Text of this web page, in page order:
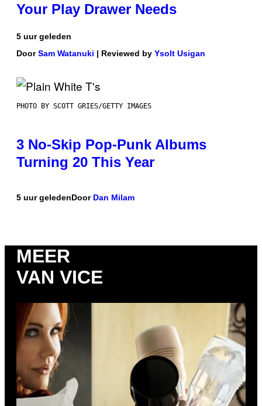
Your Play Drawer Needs
5 uur geleden
DoorSam Watanuki | Reviewed by Ysolt Usigan
PHOTO BY SCOTT GRIES/GETTY IMAGES
3 No-Skip Pop-Punk Albums
Turning 20 This Year
5 uur geledenDoor Dan Milam
MEER
VAN VICE